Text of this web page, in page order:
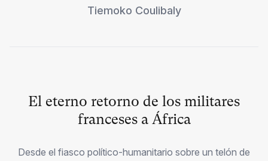
Tiemoko Coulibaly
El eterno retorno de los militares
franceses a África
Desde el fiasco político-humanitario sobre un telón de